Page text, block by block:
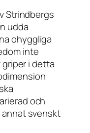
Strindbergs
udda
ohyggliga
inte
i detta
och
svenskt